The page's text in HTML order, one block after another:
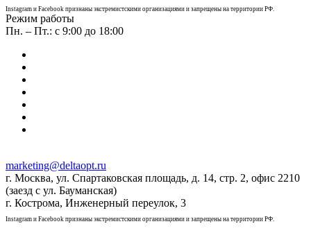
Instagram и Facebook признаны экстремистскими организациями и запрещены на территории РФ.
Режим работы
Пн. – Пт.: с 9:00 до 18:00
marketing@deltaopt.ru
г. Москва, ул. Спартаковская площадь, д. 14, стр. 2, офис 2210
(заезд с ул. Бауманская)
г. Кострома, Инженерный переулок, 3
Instagram и Facebook признаны экстремистскими организациями и запрещены на территории РФ.